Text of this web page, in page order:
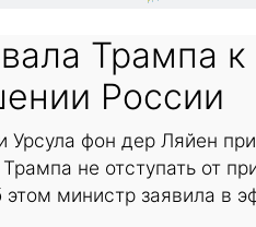
Трампа
России
фон дер Ляйен
не отступать от
министр заявила в